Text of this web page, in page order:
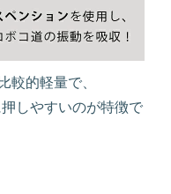
較的軽量で、
しやすいのが特徴で